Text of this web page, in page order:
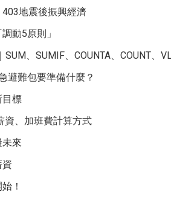
地震後振興經濟
動5原則」
、SUMIF、COUNTA、COUNT、
避難包要準備什麼？
目標
資、加班費計算方式
來
！